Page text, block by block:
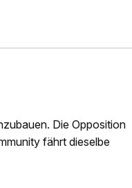
Die Opposition
fährt dieselbe